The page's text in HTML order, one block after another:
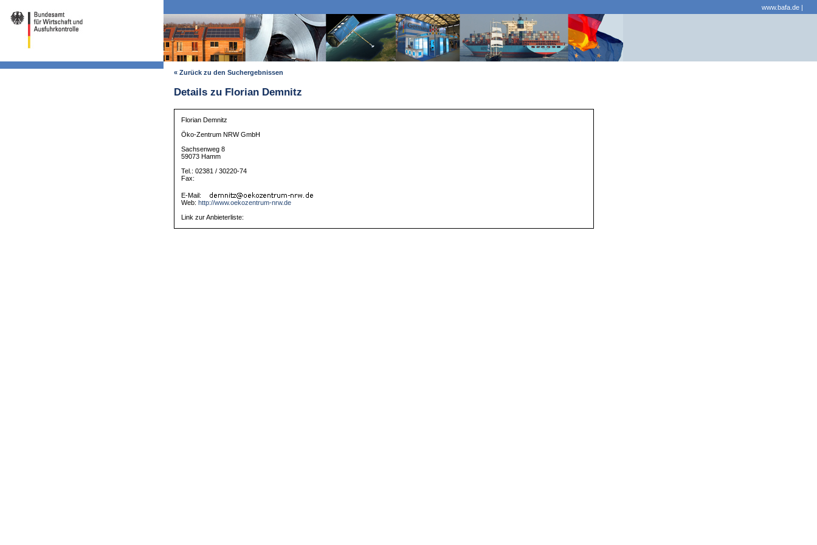
www.bafa.de |
« Zurück zu den Suchergebnissen
Details zu Florian Demnitz
Florian Demnitz
Öko-Zentrum NRW GmbH
Sachsenweg 8
59073 Hamm
Tel.: 02381 / 30220-74
Fax:
E-Mail:
Web: http://www.oekozentrum-nrw.de
Link zur Anbieterliste: